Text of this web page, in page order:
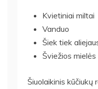
Kvietiniai miltai
Vanduo
Šiek tiek
Šviežios mielės
Šiuolaikinis kūčiukų